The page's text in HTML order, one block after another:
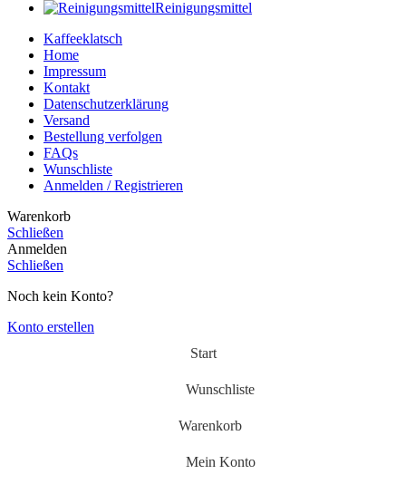
Reinigungsmittel
Kaffeeklatsch
Home
Impressum
Kontakt
Datenschutzerklärung
Versand
Bestellung verfolgen
FAQs
Wunschliste
Anmelden / Registrieren
Warenkorb
Schließen
Anmelden
Schließen
Noch kein Konto?
Konto erstellen
Start
Wunschliste
Warenkorb
Mein Konto